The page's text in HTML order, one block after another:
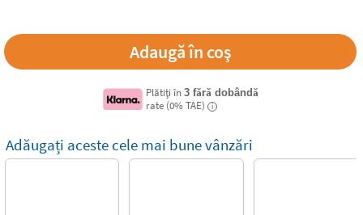
Plătiți în 3 fără dobândă
rate (0% TAE) i
Adăugați aceste cele mai bune vânzări